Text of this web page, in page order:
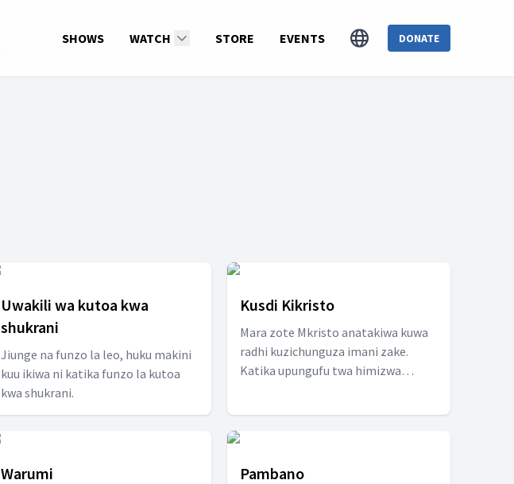
SHOWS WATCH STORE EVENTS DONATE
Uwakili wa kutoa kwa
shukrani
Jiunge na funzo la leo, huku makini
kuu ikiwa ni katika funzo la kutoa
kwa shukrani.
Kusdi Kikristo
Mara zote Mkristo anatakiwa kuwa
radhi kuzichunguza imani zake.
Katika upungufu twa himizwa
Warumi Pambano